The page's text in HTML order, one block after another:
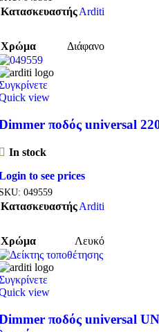
ΚατασκευαστήςArditi
Χρώμα Διάφανο
view
ποδός universal
In stock
to see prices
049559
ΚατασκευαστήςArditi
Χρώμα Λευκό
view
ποδός universal